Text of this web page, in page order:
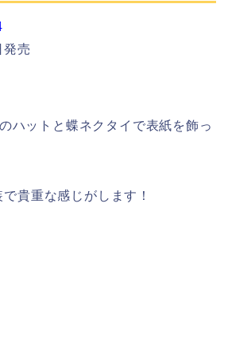
発売
ハットと蝶ネクタイで表紙を飾っ
貴重な感じがします！